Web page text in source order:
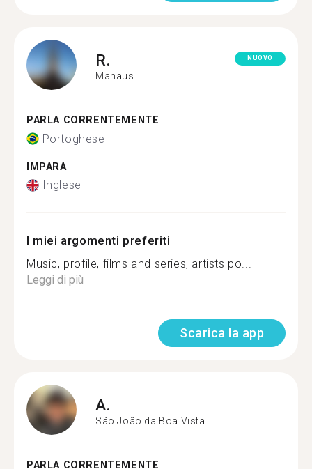
R.
Manaus
NUOVO
PARLA CORRENTEMENTE
Portoghese
IMPARA
Inglese
I miei argomenti preferiti
Music, profile, films and series, artists po...
Leggi di più
Scarica la app
A.
São João da Boa Vista
PARLA CORRENTEMENTE